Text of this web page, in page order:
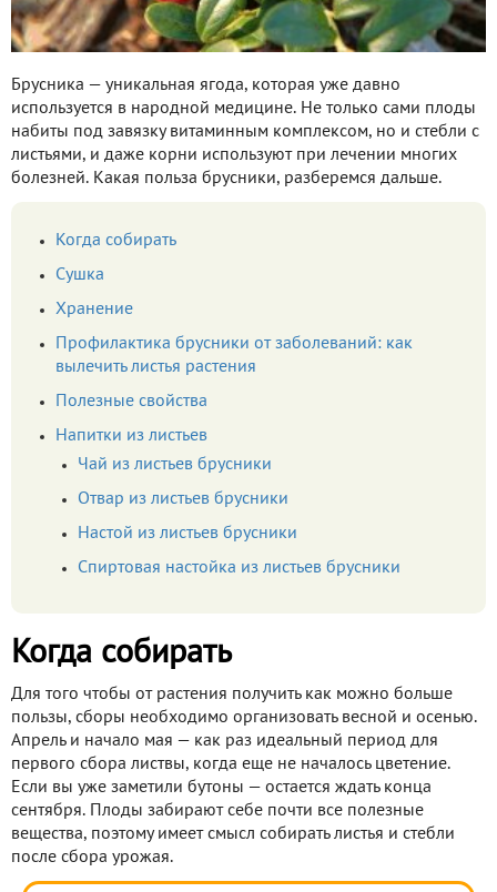
Брусника — уникальная ягода, которая уже давно
используется в народной медицине. Не только сами плоды
набиты под завязку витаминным комплексом, но и стебли с
листьями, и даже корни используют при лечении многих
болезней. Какая польза брусники, разберемся дальше.
Когда собирать
Сушка
Хранение
Профилактика брусники от заболеваний: как
вылечить листья растения
Полезные свойства
Напитки из листьев
Чай из листьев брусники
Отвар из листьев брусники
Настой из листьев брусники
Спиртовая настойка из листьев брусники
Когда собирать
Для того чтобы от растения получить как можно больше
пользы, сборы необходимо организовать весной и осенью.
Апрель и начало мая — как раз идеальный период для
первого сбора листвы, когда еще не началось цветение.
Если вы уже заметили бутоны — остается ждать конца
сентября. Плоды забирают себе почти все полезные
вещества, поэтому имеет смысл собирать листья и стебли
после сбора урожая.